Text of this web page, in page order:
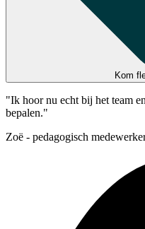
Kom
"Ik hoor nu echt bij het team
bepalen."
Zoë - pedagogisch